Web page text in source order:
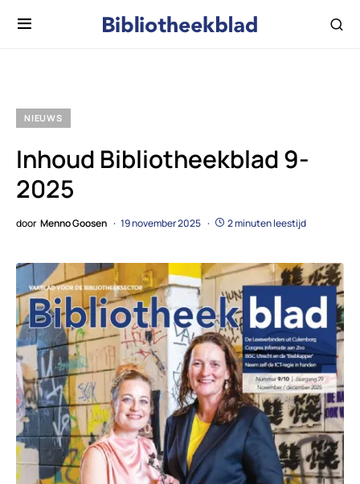
NIEUWS
Inhoud Bibliotheekblad 9-
2025
door Menno Goosen 19 november 2025 2 minuten leestijd